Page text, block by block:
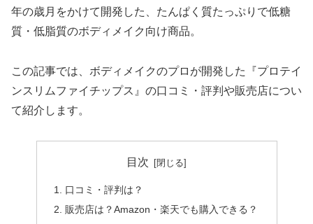
年の歳月をかけて開発した、たんぱく質たっぷりで低糖
質・低脂質のボディメイク向け商品。
この記事では、ボディメイクのプロが開発した『プロテイ
ンスリムファイチップス』の口コミ・評判や販売店につい
て紹介します。
目次
口コミ・評判は？
販売店は？Amazon・楽天でも購入できる？